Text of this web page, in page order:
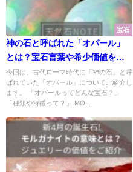
宝石
神の石と呼ばれた「オパール」
とは？宝石言葉や希少価値を解
説！
今回は、古代ローマ時代に「神の石」と呼
ばれていた「オパール」についてご紹介し
ます。 「オパールってどんな宝石？」
「種類や特徴って？」 MO...